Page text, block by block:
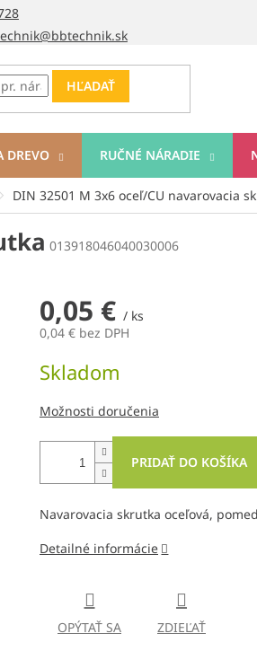
HĽADAŤ
DREVO RUČNÉ NÁRADIE
DIN 32501 M 3x6 oceľ/CU navarovacia
013918046040030006
0,05 € / ks
0,04 € bez DPH
cena:
Skladom
Možnosti doručenia
PRIDAŤ DO KOŠÍKA
Navarovacia skrutka oceľová,
Detailné informácie
OPÝTAŤ SA ZDIEĽAŤ